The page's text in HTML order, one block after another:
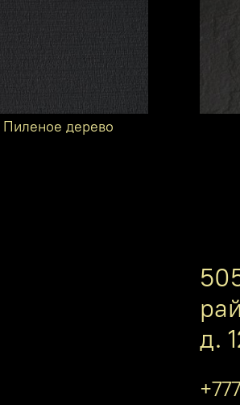
Пиленое дерево
д.